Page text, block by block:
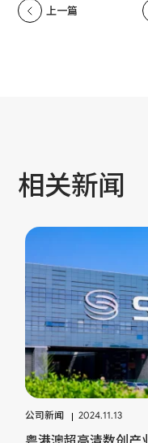
上一篇
相关新闻
公司新闻 2024.11.13